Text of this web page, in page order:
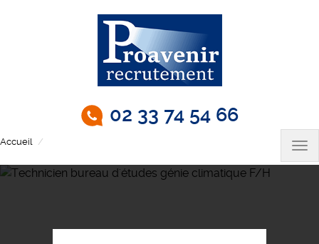
02 33 74 54 66
Accueil